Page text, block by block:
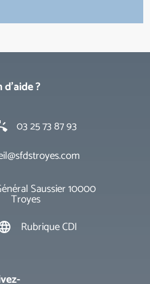
d'aide ?
03 25 73 87 93
Saussier 10000
Troyes
Rubrique CDI